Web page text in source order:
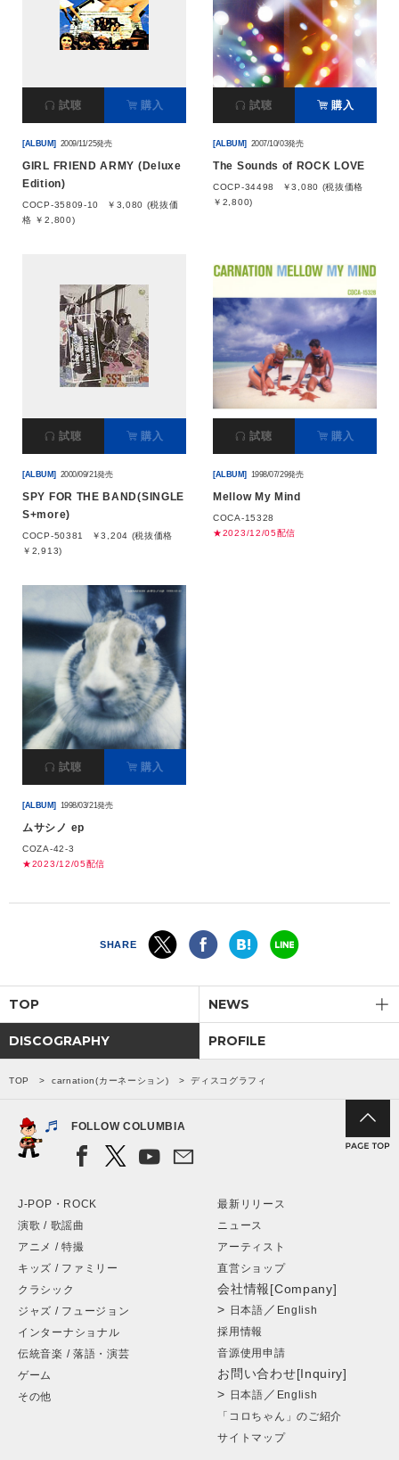
試聴 購入
[ALBUM] 2009/11/25発売
GIRL FRIEND ARMY (Deluxe
Edition)
COCP-35809-10
￥3,080 (税抜価
格 ￥2,800)
試聴 購入
[ALBUM] 2007/10/03発売
The Sounds of ROCK LOVE
COCP-34498
￥3,080 (税抜価格
￥2,800)
試聴 購入
[ALBUM] 2000/09/21発売
SPY FOR THE BAND(SINGLE
S+more)
COCP-50381
￥3,204 (税抜価格
￥2,913)
試聴 購入
[ALBUM] 1998/07/29発売
Mellow My Mind
COCA-15328
★2023/12/05配信
試聴 購入
[ALBUM] 1998/03/21発売
ムサシノ ep
COZA-42-3
★2023/12/05配信
SHARE
TOP NEWS
DISCOGRAPHY PROFILE
TOP carnation(カーネーション) ディスコグラフィ
FOLLOW COLUMBIA
J-POP・ROCK
演歌 / 歌謡曲
アニメ / 特撮
キッズ / ファミリー
クラシック
ジャズ / フュージョン
インターナショナル
伝統音楽 / 落語・演芸
ゲーム
その他
最新リリース
ニュース
アーティスト
直営ショップ
会社情報[Company]
> 日本語 ／ English
採用情報
音源使用申請
お問い合わせ[Inquiry]
> 日本語 ／ English
「コロちゃん」のご紹介
サイトマップ